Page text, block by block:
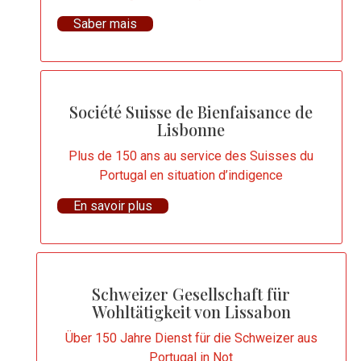
Saber mais
Société Suisse de Bienfaisance de
Lisbonne
Plus de 150 ans au service des Suisses du
Portugal en situation d’indigence
En savoir plus
Schweizer Gesellschaft für
Wohltätigkeit von Lissabon
Über 150 Jahre Dienst für die Schweizer aus
Portugal in Not